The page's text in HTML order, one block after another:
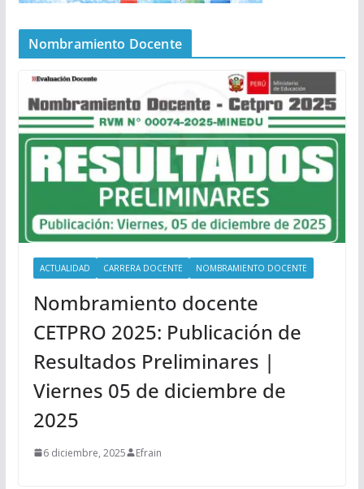
Nombramiento Docente
ACTUALIDAD CARRERA DOCENTE NOMBRAMIENTO DOCENTE
Nombramiento docente
CETPRO 2025: Publicación de
Resultados Preliminares |
Viernes 05 de diciembre de
2025
6 diciembre, 2025 Efrain